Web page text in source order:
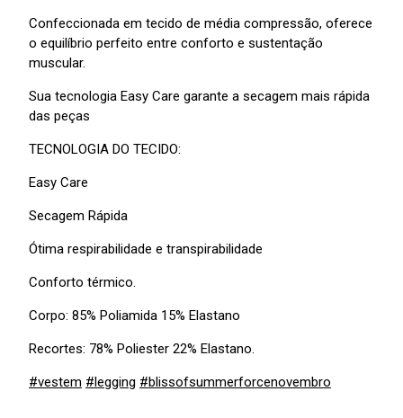
Confeccionada em tecido de média compressão, oferece
o equilíbrio perfeito entre conforto e sustentação
muscular.
Sua tecnologia Easy Care garante a secagem mais rápida
das peças
TECNOLOGIA DO TECIDO:
Easy Care
Secagem Rápida
Ótima respirabilidade e transpirabilidade
Conforto térmico.
Corpo: 85% Poliamida 15% Elastano
Recortes: 78% Poliester 22% Elastano.
#vestem #legging #blissofsummerforcenovembro